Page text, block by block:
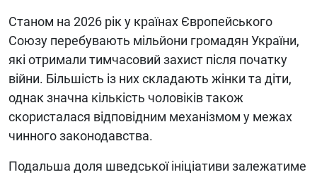
Станом на 2026 рік у країнах Європейського
Союзу перебувають мільйони громадян України,
які отримали тимчасовий захист після початку
війни. Більшість із них складають жінки та діти,
однак значна кількість чоловіків також
скористалася відповідним механізмом у межах
чинного законодавства.
Подальша доля шведської ініціативи залежатиме